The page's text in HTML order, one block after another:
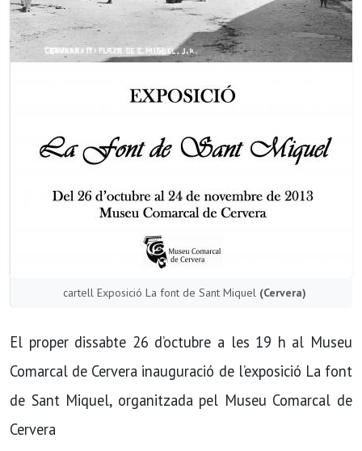
cartell Exposició La font de Sant Miquel (Cervera)
El proper dissabte 26 d’octubre a les 19 h al Museu
Comarcal de Cervera inauguració de l’exposició La font
de Sant Miquel, organitzada pel Museu Comarcal de
Cervera